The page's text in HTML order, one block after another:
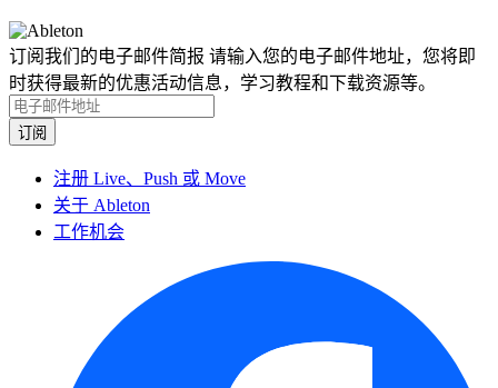
订阅我们的电子邮件简报 请输入您的电子邮件地址，您将即
时获得最新的优惠活动信息，学习教程和下载资源等。
注册 Live、Push 或 Move
关于 Ableton
工作机会